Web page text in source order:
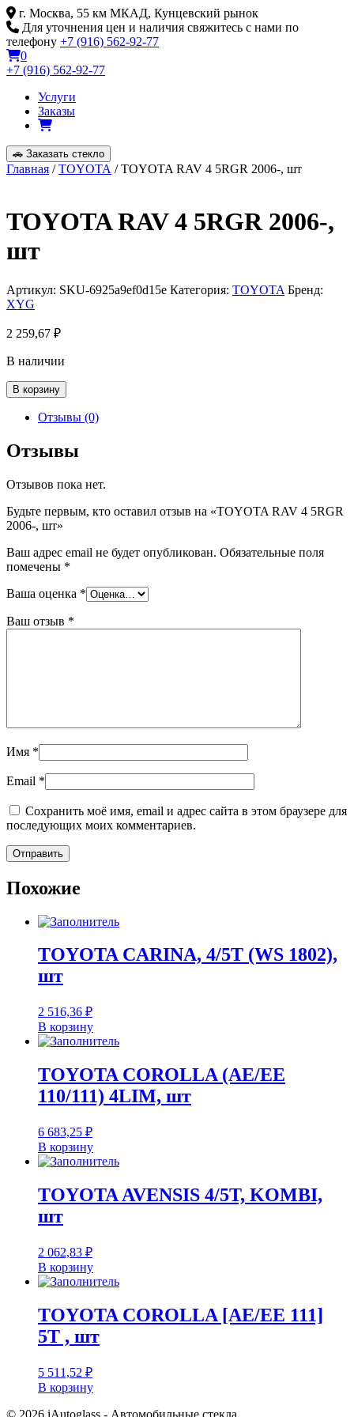
Skip
to
content
г. Москва, 55 км МКАД, Кунцевский рынок
Для уточнения цен и наличия свяжитесь с нами по
телефону +7 (916) 562-92-77
0
+7 (916) 562-92-77
Услуги
Заказы
🚗 Заказать стекло
Главная /TOYOTA / TOYOTA RAV 4 5RGR 2006-, шт
TOYOTA RAV 4 5RGR 2006-,
шт
Артикул: SKU-6925a9ef0d15e Категория: TOYOTA Бренд:
XYG
2 259,67 ₽
В наличии
Количество
товара
TOYOTA
4
5RGR
шт
В корзину
Отзывы (0)
Отзывы
Отзывов пока нет.
Будьте первым, кто оставил отзыв на «TOYOTA RAV 4 5RGR
2006-, шт»
Ваш адрес email не будет опубликован. Обязательные поля
помечены *
Ваша оценка *
Ваш отзыв *
Имя *
Email *
Сохранить моё имя, email и адрес сайта в этом браузере для
последующих моих комментариев.
Похожие
TOYOTA CARINA, 4/5T (WS 1802),
шт
2 516,36 ₽
В корзину
TOYOTA COROLLA (AE/EE
110/111) 4LIM, шт
6 683,25 ₽
В корзину
TOYOTA AVENSIS 4/5T, KOMBI,
шт
2 062,83 ₽
В корзину
TOYOTA COROLLA [AE/EE 111]
5T , шт
5 511,52 ₽
В корзину
© 2026 iAutoglass - Автомобильные стекла.